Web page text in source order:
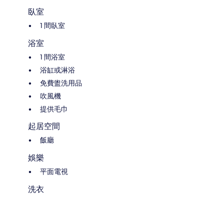
臥室
1 間臥室
浴室
1 間浴室
浴缸或淋浴
免費盥洗用品
吹風機
提供毛巾
起居空間
飯廳
娛樂
平面電視
洗衣